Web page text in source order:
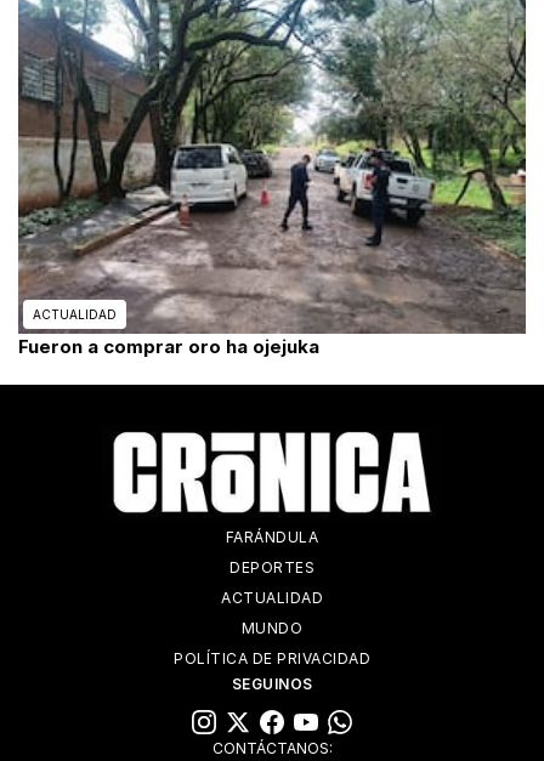
ACTUALIDAD
Fueron a comprar oro ha ojejuka
FARÁNDULA
DEPORTES
ACTUALIDAD
MUNDO
POLÍTICA DE PRIVACIDAD
SEGUINOS
CONTÁCTANOS: